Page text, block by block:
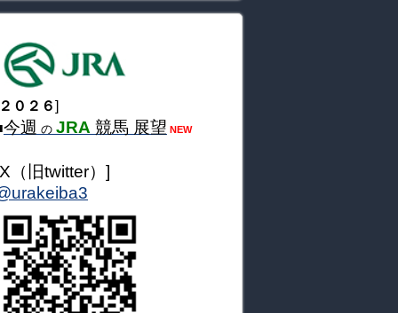
０２６]
今週 の JRA 競馬 展望 NEW
（旧twitter）]